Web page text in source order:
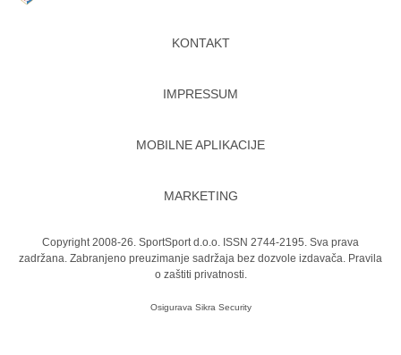
KONTAKT
IMPRESSUM
MOBILNE APLIKACIJE
MARKETING
Copyright 2008-26. SportSport d.o.o. ISSN 2744-2195. Sva prava
zadržana. Zabranjeno preuzimanje sadržaja bez dozvole izdavača. Pravila
o zaštiti privatnosti.
Osigurava Sikra Security